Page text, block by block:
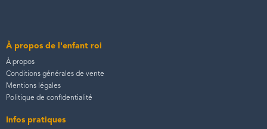
À propos de l'enfant roi
À propos
Conditions générales de vente
Mentions légales
Politique de confidentialité
Infos pratiques